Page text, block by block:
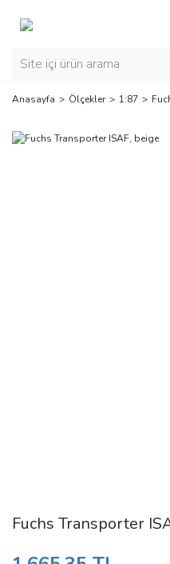
Anasayfa Ölçekler 1:87
Fuchs Transporter